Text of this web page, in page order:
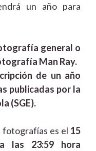
un año para
general o
Man Ray.
de un año
publicadas por la
(SGE).
fotografías es el 15
las 23:59 hora